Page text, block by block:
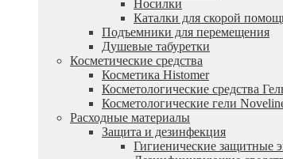
Носилки
Каталки для скорой
Подъемники для перемещения
Душевые табуретки
Косметические средства
Косметика Histomer
Косметологические средства
Косметологические гели
Расходные материалы
Защита и дезинфекция
Гигиенические защитные